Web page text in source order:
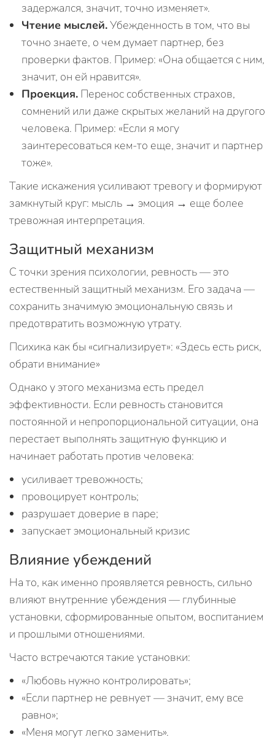
задержался, значит, точно изменяет».
Чтение мыслей.Убежденность в том, что вы
точно знаете, о чем думает партнер, без
проверки фактов. Пример: «Она общается с ним,
значит, он ей нравится».
Проекция. Перенос собственных страхов,
сомнений или даже скрытых желаний на другого
человека. Пример: «Если я могу
заинтересоваться кем-то еще, значит и партнер
тоже».
Такие искажения усиливают тревогу и формируют
замкнутый круг: мысль → эмоция → еще более
тревожная интерпретация.
Защитный механизм
С точки зрения психологии, ревность — это
естественный защитный механизм. Его задача —
сохранить значимую эмоциональную связь и
предотвратить возможную утрату.
Психика как бы «сигнализирует»: «Здесь есть риск,
обрати внимание»
Однако у этого механизма есть предел
эффективности. Если ревность становится
постоянной и непропорциональной ситуации, она
перестает выполнять защитную функцию и
начинает работать против человека:
усиливает тревожность;
провоцирует контроль;
разрушает доверие в паре;
запускает эмоциональный кризис
Влияние убеждений
На то, как именно проявляется ревность, сильно
влияют внутренние убеждения — глубинные
установки, сформированные опытом, воспитанием
и прошлыми отношениями.
Часто встречаются такие установки:
«Любовь нужно контролировать»;
«Если партнер не ревнует — значит, ему все
равно»;
«Меня могут легко заменить».